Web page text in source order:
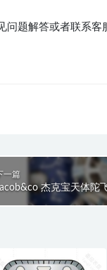
问题解答或者联系客
下一篇
杰克宝天体陀